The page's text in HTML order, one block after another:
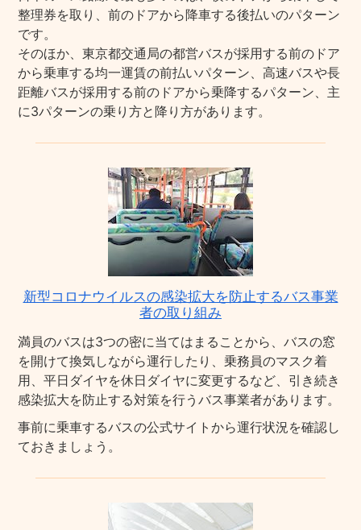
整理券を取り、前のドアから降車する後払いのパターン
です。
そのほか、東京都交通局の都営バスが採用する前のドア
から乗車する均一運賃の前払いパターン、高速バスや長
距離バスが採用する前のドアから乗降するパターン、主
に3パターンの乗り方と降り方があります。
新型コロナウイルスの感染拡大を防止するバス事業
者の取り組み
満員のバスは3つの密に当てはまることから、バスの窓
を開けて換気しながら運行したり、乗務員のマスク着
用、平日ダイヤを休日ダイヤに変更するなど、引き続き
感染拡大を防止する対策を行うバス事業者があります。
事前に乗車するバスの公式サイトから運行状況を確認し
ておきましょう。